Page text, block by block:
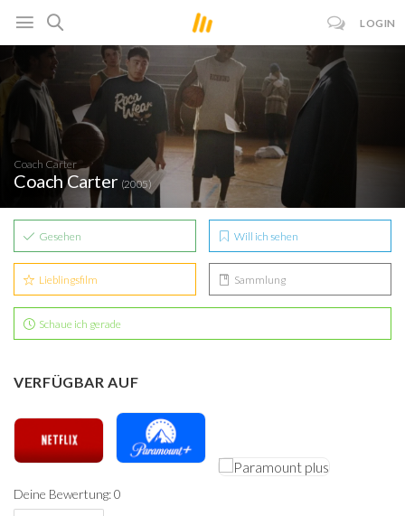
LOGIN
Coach Carter
Coach Carter (2005)
Gesehen Will ich sehen
Lieblingsfilm Sammlung
Schaue ich gerade
VERFÜGBAR AUF
Deine Bewertung: 0